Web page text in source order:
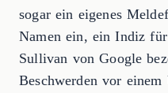
sogar ein eigenes
Namen ein, ein Indiz
Sullivan von Google
Beschwerden vor